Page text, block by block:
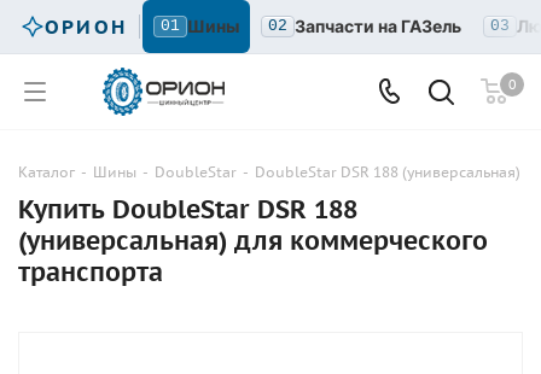
ОРИОН 01 Шины 02 Запчасти на ГАЗель 03
0
Каталог - Шины - DoubleStar - DoubleStar DSR 188 (универсальная)
Купить DoubleStar DSR 188
(универсальная) для коммерческого
транспорта